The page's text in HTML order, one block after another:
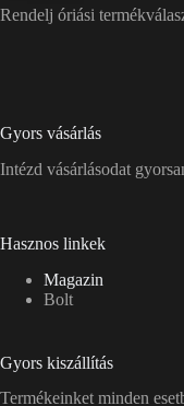
Rendelj óriási
Gyors vásárlás
Intézd vásárlásodat
Hasznos linkek
Magazin
Bolt
Gyors kiszállítás
Termékeinket minden